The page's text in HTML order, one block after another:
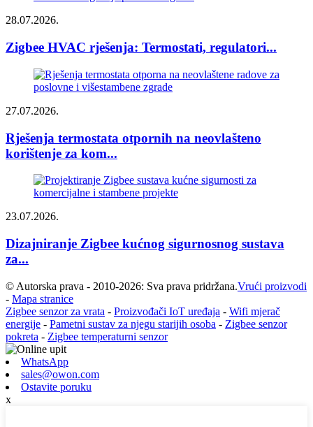
28.07.2026.
Zigbee HVAC rješenja: Termostati, regulatori...
27.07.2026.
Rješenja termostata otpornih na neovlašteno
korištenje za kom...
23.07.2026.
Dizajniranje Zigbee kućnog sigurnosnog sustava
za...
© Autorska prava - 2010-2026: Sva prava pridržana.Vrući proizvodi
- Mapa stranice
Zigbee senzor za vrata - Proizvođači IoT uređaja - Wifi mjerač
energije - Pametni sustav za njegu starijih osoba - Zigbee senzor
pokreta - Zigbee temperaturni senzor
WhatsApp
sales@owon.com
Ostavite poruku
x